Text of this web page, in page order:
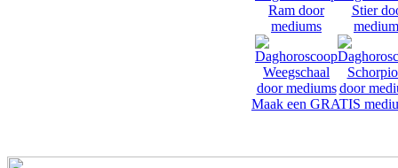
Maak een GRATIS